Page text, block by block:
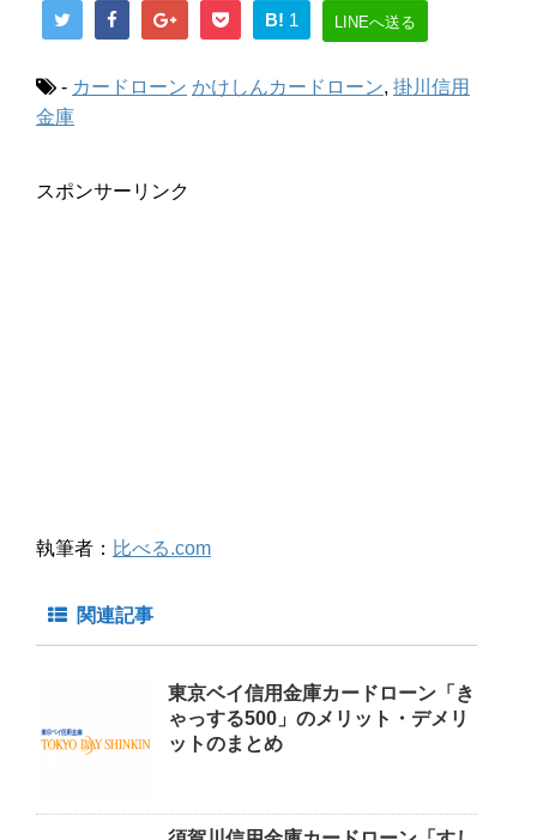
B! 1 LINEへ送る
- カードローン かけしんカードローン, 掛川信用
金庫
スポンサーリンク
執筆者： 比べる.com
関連記事
東京ベイ信用金庫カードローン「き
ゃっする500」のメリット・デメリ
ットのまとめ